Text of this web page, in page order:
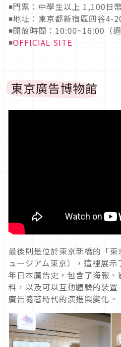
◾門票：中學生以上 1,100日
◾地址：東京都新宿區四谷4-
◾開放時間：10:00~16:00（週
◾OFFICIAL SITE
東京廣告博物館
最後則是位於東京新橋的「
ュージアム東京），這裡展
年日本廣告史，包含了海報
料，以及可以互動體驗的裝
廣告隨著時代的演進與變化。